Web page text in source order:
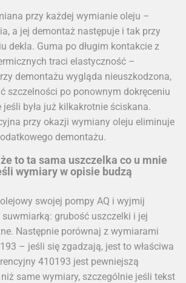
przy każdej wymianie oleju –
a jej demontaż następuje i tak przy
dekla. Guma po długim kontakcie z
traci elastyczność –
demontażu wygląda nieuszkodzona,
szczelności po ponownym dokręceniu
jeśli była już kilkakrotnie ściskana.
przy okazji wymiany oleju eliminuje
demontażu.
to ta sama uszczelka co u mnie
wymiary w opisie budzą
swojej pompy AQ i wyjmij
grubość uszczelki i jej
Następnie porównaj z wymiarami
– jeśli się zgadzają, jest to właściwa
410193 jest pewniejszą
same wymiary, szczególnie jeśli tekst